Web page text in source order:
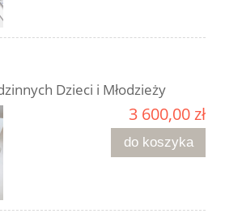
Dzieci i Młodzieży
3 600,00 zł
do koszyka